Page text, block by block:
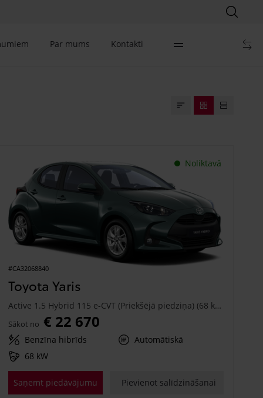
Par mums Kontakti
Noliktavā
#CA32068840
Toyota Yaris
Active 1.5 Hybrid 115 e-CVT (Priekšējā piedziņa) (68 kW)
Sākot no € 22 670
Benzīna hibrīds
Automātiskā
68 kW
Saņemt piedāvājumu Pievienot salīdzināšanai